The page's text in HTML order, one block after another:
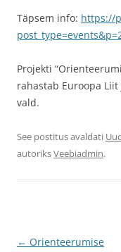
Täpsem info: https://
Projekti
rahastab Euroopa
vald.
See postitus avaldati
autoriksVeebiadmin.
Postituste
← Orienteerumise